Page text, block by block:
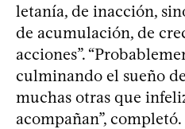
letanía, de inacción,
de acumulación, de
acciones”.
culminando el sueño
muchas otras que
acompañan”,